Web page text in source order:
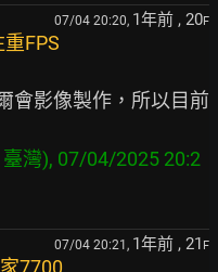
07/04 20:20, 1年前 , 20F
FPS
會影像製作，所以目前
灣), 07/04/2025 20:2
07/04 20:21, 1年前 , 21 F
7700